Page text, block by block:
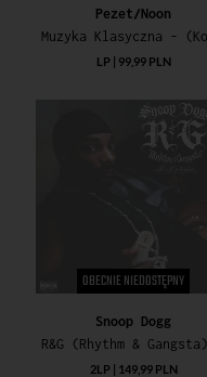
Pezet/Noon
LP | 99,99 PLN
OBECNIE NIEDOSTĘPNY
Snoop Dogg
2LP | 149,99 PLN